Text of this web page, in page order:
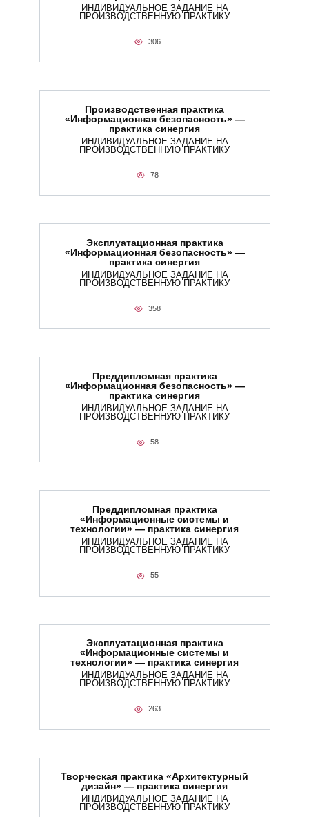
ИНДИВИДУАЛЬНОЕ ЗАДАНИЕ НА
ПРОИЗВОДСТВЕННУЮ ПРАКТИКУ
306
Производственная практика
«Информационная безопасность» —
практика синергия
ИНДИВИДУАЛЬНОЕ ЗАДАНИЕ НА
ПРОИЗВОДСТВЕННУЮ ПРАКТИКУ
78
Эксплуатационная практика
«Информационная безопасность» —
практика синергия
ИНДИВИДУАЛЬНОЕ ЗАДАНИЕ НА
ПРОИЗВОДСТВЕННУЮ ПРАКТИКУ
358
Преддипломная практика
«Информационная безопасность» —
практика синергия
ИНДИВИДУАЛЬНОЕ ЗАДАНИЕ НА
ПРОИЗВОДСТВЕННУЮ ПРАКТИКУ
58
Преддипломная практика
«Информационные системы и
технологии» — практика синергия
ИНДИВИДУАЛЬНОЕ ЗАДАНИЕ НА
ПРОИЗВОДСТВЕННУЮ ПРАКТИКУ
55
Эксплуатационная практика
«Информационные системы и
технологии» — практика синергия
ИНДИВИДУАЛЬНОЕ ЗАДАНИЕ НА
ПРОИЗВОДСТВЕННУЮ ПРАКТИКУ
263
Творческая практика «Архитектурный
дизайн» — практика синергия
ИНДИВИДУАЛЬНОЕ ЗАДАНИЕ НА
ПРОИЗВОДСТВЕННУЮ ПРАКТИКУ